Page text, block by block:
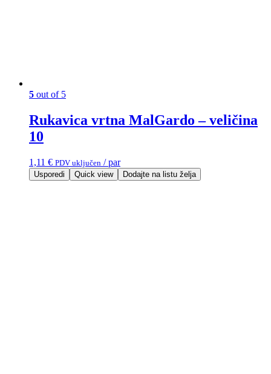
5 out of 5
Rukavica vrtna MalGardo – veličina
10
1,11 € PDV uključen / par
Usporedi Quick view Dodajte na listu želja